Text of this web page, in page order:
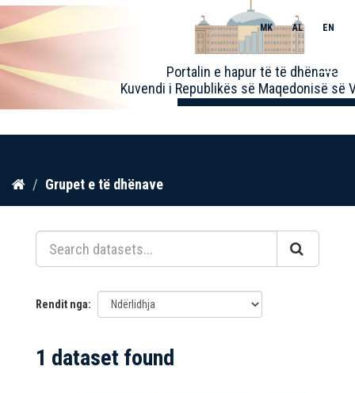
Kalo
përmbajtja
Portalin e hapur të të dhënave
Kuvendi i Republikës së Maqedonisë së
MK AL EN
Toggle
Grupet e të dhënave
Rendit nga
1 dataset found